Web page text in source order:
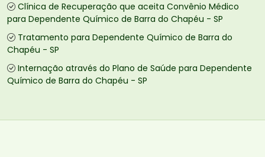
Clínica de Recuperação que aceita Convênio Médico
para Dependente Químico de Barra do Chapéu - SP
Tratamento para Dependente Químico de Barra do
Chapéu - SP
Internação através do Plano de Saúde para Dependente
Químico de Barra do Chapéu - SP